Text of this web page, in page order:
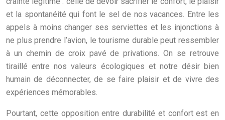
et la spontanéité qui font le sel de nos vacances. Entre les
appels à moins changer ses serviettes et les injonctions à
ne plus prendre l’avion, le tourisme durable peut ressembler
à un chemin de croix pavé de privations. On se retrouve
tiraillé entre nos valeurs écologiques et notre désir bien
humain de déconnecter, de se faire plaisir et de vivre des
expériences mémorables.
Pourtant, cette opposition entre durabilité et confort est en